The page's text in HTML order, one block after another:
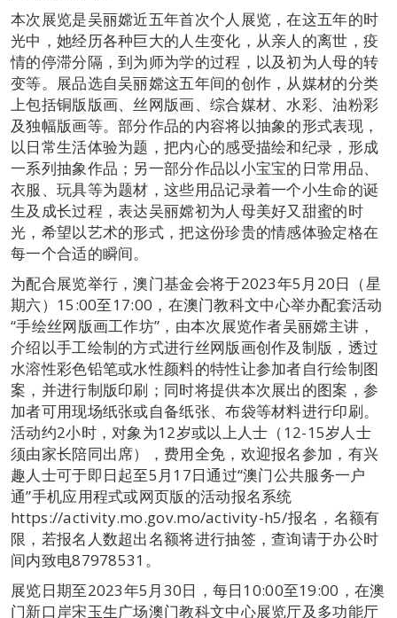
本次展览是吴丽嫦近五年首次个人展览，在这五年的时
光中，她经历各种巨大的人生变化，从亲人的离世，疫
情的停滞分隔，到为师为学的过程，以及初为人母的转
变等。展品选自吴丽嫦这五年间的创作，从媒材的分类
上包括铜版版画、丝网版画、综合媒材、水彩、油粉彩
及独幅版画等。部分作品的内容将以抽象的形式表现，
以日常生活体验为题，把内心的感受描绘和纪录，形成
一系列抽象作品；另一部分作品以小宝宝的日常用品、
衣服、玩具等为题材，这些用品记录着一个小生命的诞
生及成长过程，表达吴丽嫦初为人母美好又甜蜜的时
光，希望以艺术的形式，把这份珍贵的情感体验定格在
每一个合适的瞬间。
为配合展览举行，澳门基金会将于2023年5月20日（星
期六）15:00至17:00，在澳门教科文中心举办配套活动
“手绘丝网版画工作坊”，由本次展览作者吴丽嫦主讲，
介绍以手工绘制的方式进行丝网版画创作及制版，透过
水溶性彩色铅笔或水性颜料的特性让参加者自行绘制图
案，并进行制版印刷；同时将提供本次展出的图案，参
加者可用现场纸张或自备纸张、布袋等材料进行印刷。
活动约2小时，对象为12岁或以上人士（12-15岁人士
须由家长陪同出席），费用全免，欢迎报名参加，有兴
趣人士可于即日起至5月17日通过“澳门公共服务一户
通”手机应用程式或网页版的活动报名系统
https://activity.mo.gov.mo/activity-h5/报名，名额有
限，若报名人数超出名额将进行抽签，查询请于办公时
间内致电87978531。
展览日期至2023年5月30日，每日10:00至19:00，在澳
门新口岸宋玉生广场澳门教科文中心展览厅及多功能厅